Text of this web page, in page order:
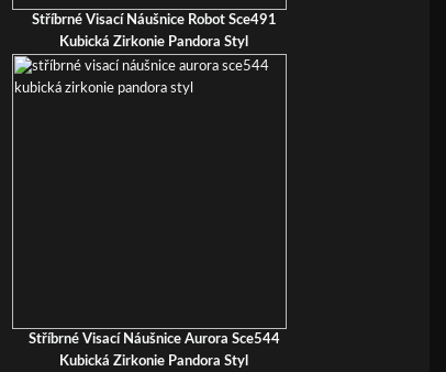
Stříbrné Visací Náušnice Robot Sce491
Kubická Zirkonie Pandora Styl
Stříbrné Visací Náušnice Aurora Sce544
Kubická Zirkonie Pandora Styl